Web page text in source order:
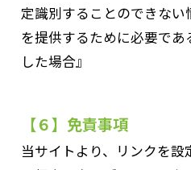
定識別することのできな
を提供するために必要で
した場合』
【６】免責事項
当サイトより、リンクを